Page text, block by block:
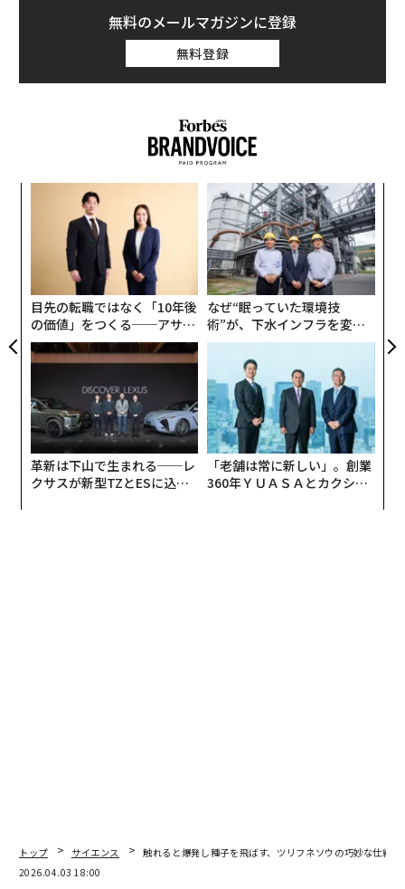
初めてではないが、依然としてデマである」と、フィリ
ピン・スター紙でアイエ・リクシは
ドに投稿しなければ、プラットフォームがプロフィール
の写真や情報を使用するとFacebookユーザーに警告す
る内容だ」。同氏はまた、あるバージョン（私も見たこ
とがある）が有名な報道機関を引用していることも指摘
した。「投稿コンテンツをMetaに所有されないためには
定型文をコピペしなければならないという繰り返し登場
する警告は、今回も復活したが、依然として虚偽であ
る」と、元ニューヨーク・タイムズ記者のアンドリュ
ー・レブキンは同プラットフォームで投稿した。
リクシの記事ではFacebookのポリシーについて詳しく
説明されており、ぜひ丹念に読んでほしい。また、ソー
シャルメディアインフルエンサーでコーチ兼ストラテジ
ストのタニャ・スミスも、この拡散デマについて優れた
オンライン解説を投稿しており、こちらも一見の価値が
ある。気候科学者として興味深いのは、このウイルス的
拡散と気候ゾンビ理論にいくつかの類似点があること
だ。
無料のメールマガジンに登録
無料登録
目先の転職ではなく「10年後
の価値」をつくる──アサイ
ンの長期伴走型支援とは
なぜ“眠っていた環境技
術”が、下水インフラを変え
たのか──産総研×月島JFE
アクアソリューションの10年
革新は下山で生まれる──レ
クサスが新型TZとESに込め
「老舗は常に新しい」。創業
360年ＹＵＡＳＡとカクシン
トップ サイエンス
触れると爆発し種子を飛ばす、ツリフネソウの巧妙な仕組み
2026.04.03 18:00